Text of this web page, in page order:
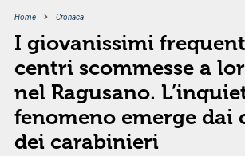
Home Cronaca
I giovanissimi
centri scommesse a
nel Ragusano.
fenomeno emerge
dei carabinieri